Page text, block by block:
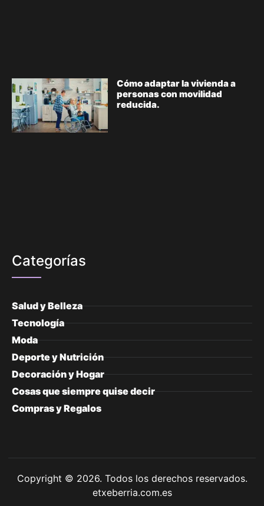
Cómo adaptar la vivienda a
personas con movilidad
reducida.
Categorías
Salud y Belleza
Tecnología
Moda
Deporte y Nutrición
Decoración y Hogar
Cosas que siempre quise decir
Compras y Regalos
Copyright © 2026. Todos los derechos reservados.
etxeberria.com.es